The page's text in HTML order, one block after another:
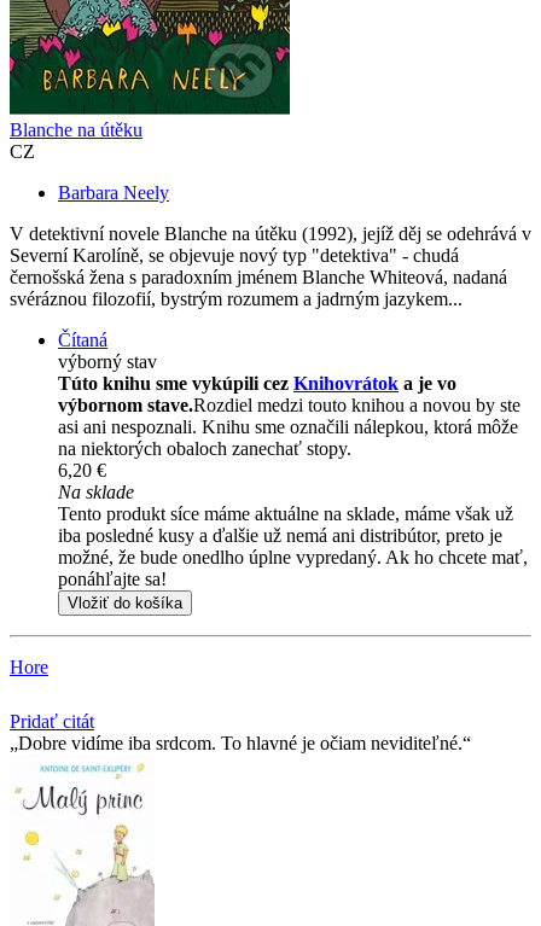
Blanche na útěku
CZ
Barbara Neely
V detektivní novele Blanche na útěku (1992), jejíž děj se odehrává v
Severní Karolíně, se objevuje nový typ "detektiva" - chudá
černošská žena s paradoxním jménem Blanche Whiteová, nadaná
svéráznou filozofií, bystrým rozumem a jadrným jazykem...
Čítaná
výborný stav
Túto knihu sme vykúpili cez Knihovrátok a je vo
výbornom stave.Rozdiel medzi touto knihou a novou by ste
asi ani nespoznali. Knihu sme označili nálepkou, ktorá môže
na niektorých obaloch zanechať stopy.
6,20 €
Na sklade
Tento produkt síce máme aktuálne na sklade, máme však už
iba posledné kusy a ďalšie už nemá ani distribútor, preto je
možné, že bude onedlho úplne vypredaný. Ak ho chcete mať,
ponáhľajte sa!
Vložiť do košíka
Hore
Pridať citát
Dobre vidíme iba srdcom. To hlavné je očiam neviditeľné.